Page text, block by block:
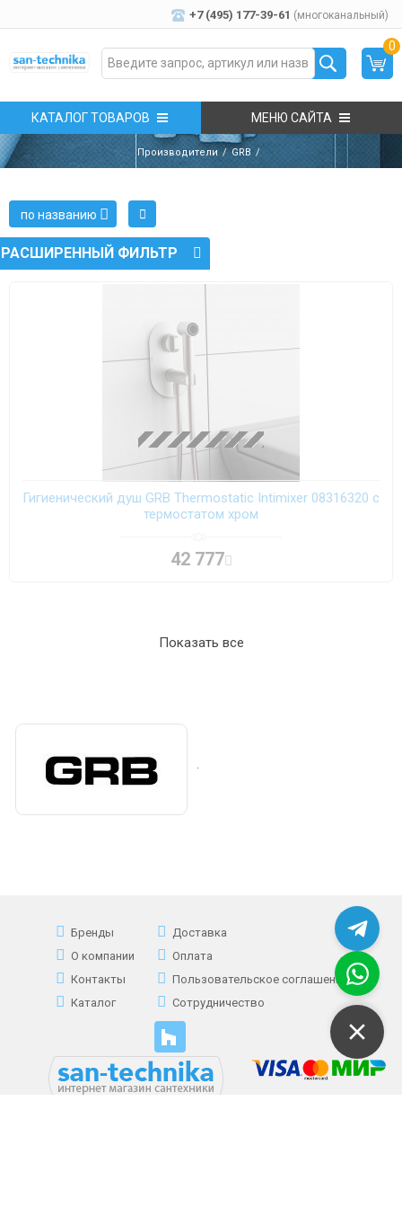
+7 (495) 177-39-61 (многоканальный)
0
КАТАЛОГ ТОВАРОВ МЕНЮ САЙТА
Производители GRB
РАСШИРЕННЫЙ ФИЛЬТР
по названию
Гигиенический душ GRB Thermostatic Intimixer 08316320 с
термостатом хром
42 777
Показать все
.
Бренды
О компании
Контакты
Каталог
Доставка
Оплата
Пользовательское соглашение
Сотрудничество